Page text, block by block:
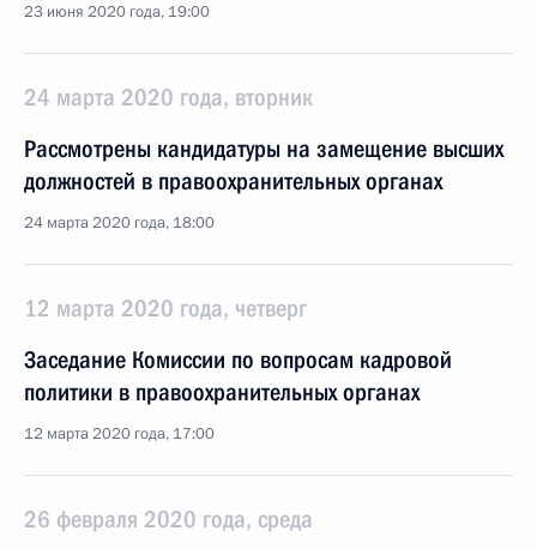
23 июня 2020 года, 19:00
24 марта 2020 года, вторник
Рассмотрены кандидатуры на замещение высших
должностей в правоохранительных органах
24 марта 2020 года, 18:00
12 марта 2020 года, четверг
Заседание Комиссии по вопросам кадровой
политики в правоохранительных органах
12 марта 2020 года, 17:00
26 февраля 2020 года, среда